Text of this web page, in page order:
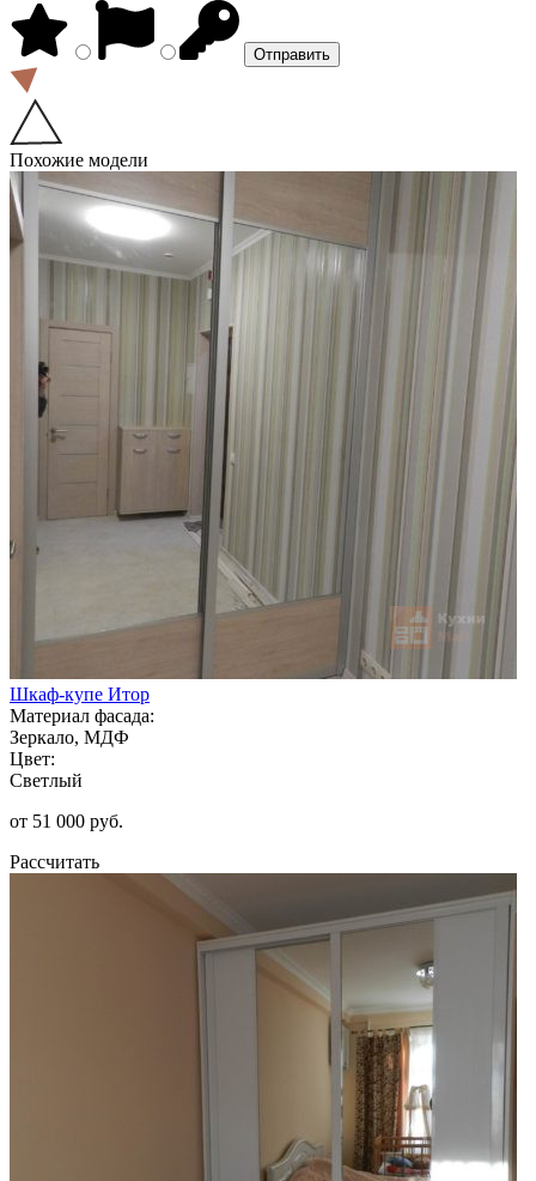
Похожие модели
Шкаф-купе Итор
Материал фасада:
Зеркало, МДФ
Цвет:
Светлый
от 51 000 руб.
Рассчитать